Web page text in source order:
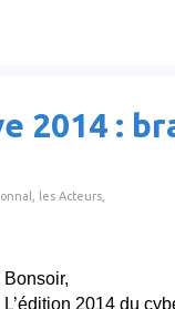
2014 :
les Acteurs
Bonsoir,
L’édition 2014 du